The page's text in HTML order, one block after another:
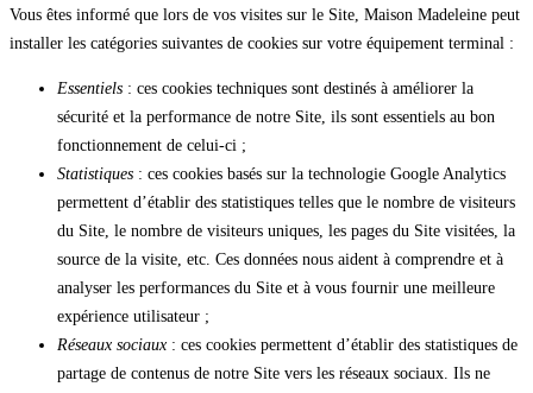
Vous êtes informé que lors de vos visites sur le Site, Maison Madeleine peut
installer les catégories suivantes de cookies sur votre équipement terminal :
Essentiels : ces cookies techniques sont destinés à améliorer la
sécurité et la performance de notre Site, ils sont essentiels au bon
fonctionnement de celui-ci ;
Statistiques : ces cookies basés sur la technologie Google Analytics
permettent d’établir des statistiques telles que le nombre de visiteurs
du Site, le nombre de visiteurs uniques, les pages du Site visitées, la
source de la visite, etc. Ces données nous aident à comprendre et à
analyser les performances du Site et à vous fournir une meilleure
expérience utilisateur ;
Réseaux sociaux : ces cookies permettent d’établir des statistiques de
partage de contenus de notre Site vers les réseaux sociaux. Ils ne